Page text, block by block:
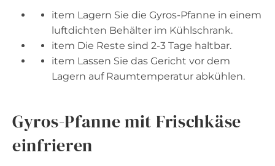
item Lagern Sie die Gyros-Pfanne in einem
luftdichten Behälter im Kühlschrank.
item Die Reste sind 2-3 Tage haltbar.
item Lassen Sie das Gericht vor dem
Lagern auf Raumtemperatur abkühlen.
Gyros-Pfanne mit Frischkäse
einfrieren